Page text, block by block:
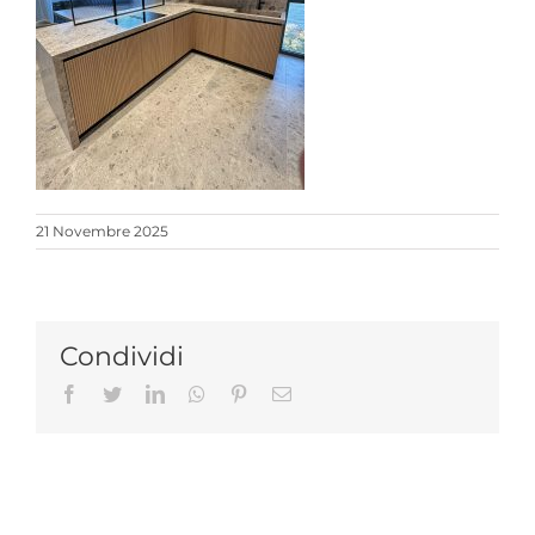
21 Novembre 2025
Condividi
Facebook
TwitterLinkedInWhatsappPinterestEmail